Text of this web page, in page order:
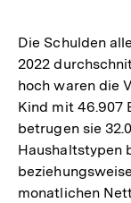
Die Schulden
2022
hoch waren die
Kind mit 46.907
betrugen sie
Haushaltstypen
monatlichen